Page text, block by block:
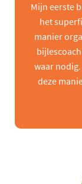
Mijn eerste
het
manier
waar
deze